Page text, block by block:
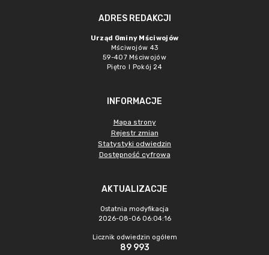
ADRES REDAKCJI
Urząd Gminy Mściwojów
Mściwojów 43
59-407 Mściwojów
Piętro I Pokój 24
INFORMACJE
Mapa strony
Rejestr zmian
Statystyki odwiedzin
Dostępność cyfrowa
AKTUALIZACJE
Ostatnia modyfikacja
2026-08-06 06:04:16
Licznik odwiedzin ogółem
89 993